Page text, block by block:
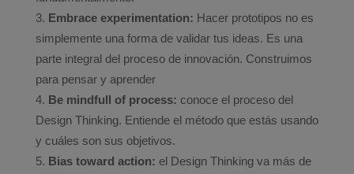
Embrace experimentation: Hacer prototipos no es
simplemente una forma de validar tus ideas. Es una
parte integral del proceso de innovación. Construimos
para pensar y aprender
Be mindfull of process: conoce el proceso del
Design Thinking. Entiende el método que estás usando
y cuáles son sus objetivos.
Bias toward action: el Design Thinking va más de